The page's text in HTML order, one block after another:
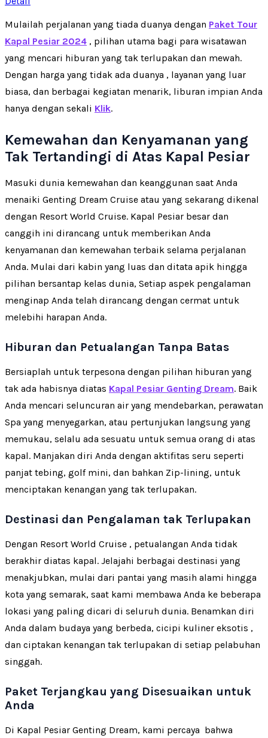
Mulailah perjalanan yang tiada duanya dengan Paket Tour
Kapal Pesiar 2024 , pilihan utama bagi para wisatawan
yang mencari hiburan yang tak terlupakan dan mewah.
Dengan harga yang tidak ada duanya , layanan yang luar
biasa, dan berbagai kegiatan menarik, liburan impian Anda
hanya dengan sekali Klik.
Kemewahan dan Kenyamanan yang
Tak Tertandingi di Atas Kapal Pesiar
Masuki dunia kemewahan dan keanggunan saat Anda
menaiki Genting Dream Cruise atau yang sekarang dikenal
dengan Resort World Cruise. Kapal Pesiar besar dan
canggih ini dirancang untuk memberikan Anda
kenyamanan dan kemewahan terbaik selama perjalanan
Anda. Mulai dari kabin yang luas dan ditata apik hingga
pilihan bersantap kelas dunia, Setiap aspek pengalaman
menginap Anda telah dirancang dengan cermat untuk
melebihi harapan Anda.
Hiburan dan Petualangan Tanpa Batas
Bersiaplah untuk terpesona dengan pilihan hiburan yang
tak ada habisnya diatas Kapal Pesiar Genting Dream. Baik
Anda mencari seluncuran air yang mendebarkan, perawatan
Spa yang menyegarkan, atau pertunjukan langsung yang
memukau, selalu ada sesuatu untuk semua orang di atas
kapal. Manjakan diri Anda dengan aktifitas seru seperti
panjat tebing, golf mini, dan bahkan Zip-lining, untuk
menciptakan kenangan yang tak terlupakan.
Destinasi dan Pengalaman tak Terlupakan
Dengan Resort World Cruise , petualangan Anda tidak
berakhir diatas kapal. Jelajahi berbagai destinasi yang
menakjubkan, mulai dari pantai yang masih alami hingga
kota yang semarak, saat kami membawa Anda ke beberapa
lokasi yang paling dicari di seluruh dunia. Benamkan diri
Anda dalam budaya yang berbeda, cicipi kuliner eksotis ,
dan ciptakan kenangan tak terlupakan di setiap pelabuhan
singgah.
Paket Terjangkau yang Disesuaikan untuk
Anda
Di Kapal Pesiar Genting Dream, kami percaya bahwa